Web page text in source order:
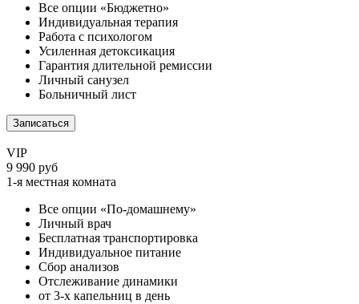
Все опции «Бюджетно»
Индивидуальная терапия
Работа с психологом
Усиленная детоксикация
Гарантия длительной ремиссии
Личный санузел
Больничный лист
Записаться
VIP
9 990 руб
1-я местная комната
Все опции «По-домашнему»
Личный врач
Бесплатная транспортировка
Индивидуальное питание
Сбор анализов
Отслеживание динамики
от 3-х капельниц в день